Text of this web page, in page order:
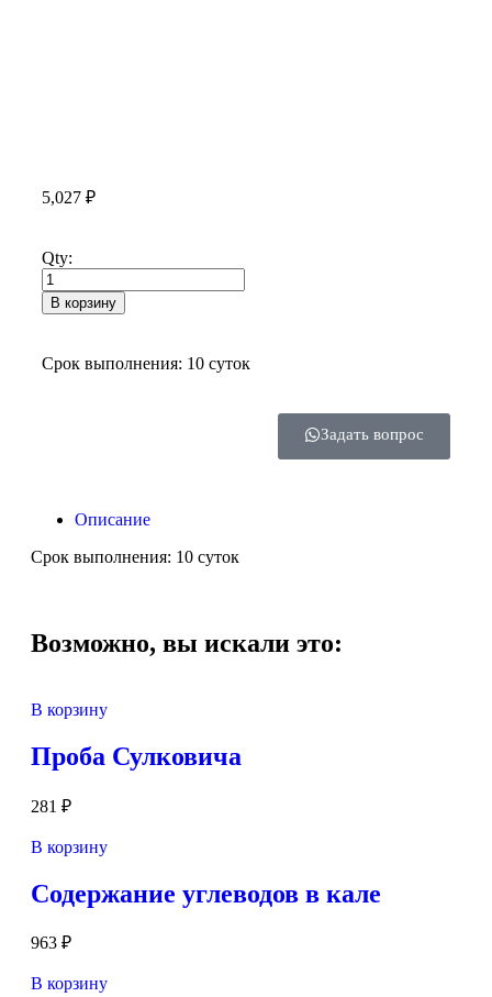
5,027 ₽
Qty:
В корзину
Срок выполнения: 10 суток
Задать вопрос
Описание
Срок выполнения: 10 суток
Возможно, вы искали это:
В корзину
Проба Сулковича
281 ₽
В корзину
Содержание углеводов в кале
963 ₽
В корзину